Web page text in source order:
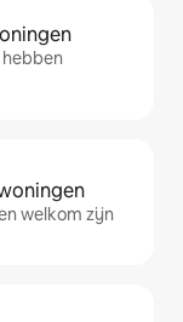
welkom zijn